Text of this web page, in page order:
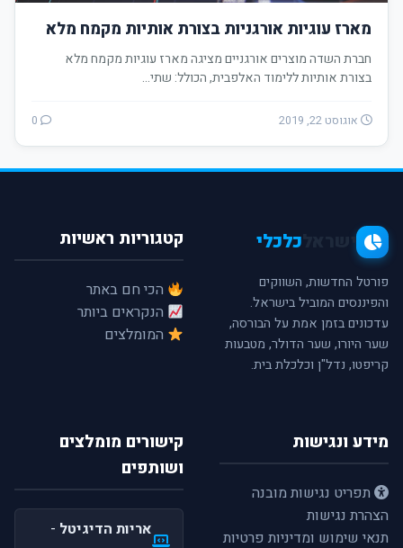
מארז עוגיות אורגניות בצורת אותיות מקמח מלא
חברת השדה מוצרים אורגניים מציגה מארז עוגיות מקמח מלא
בצורת אותיות ללימוד האלפבית, הכולל: שתי…
אוגוסט 22, 2019
כלכלי
פורטל החדשות, השווקים
והפיננסים המוביל בישראל.
עדכונים בזמן אמת על הבורסה,
שער היורו, שער הדולר, מטבעות
קריפטו, נדל"ן וכלכלת בית.
קטגוריות ראשיות
הכי חם באתר
הנקראים ביותר
המומלצים
מידע ונגישות
תפריט נגישות מובנה
הצהרת נגישות
תנאי שימוש ומדיניות פרטיות
קישורים מומלצים
ושותפים
אריות הדיגיטל -